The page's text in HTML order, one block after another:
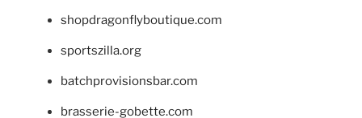
shopdragonflyboutique.com
sportszilla.org
batchprovisionsbar.com
brasserie-gobette.com